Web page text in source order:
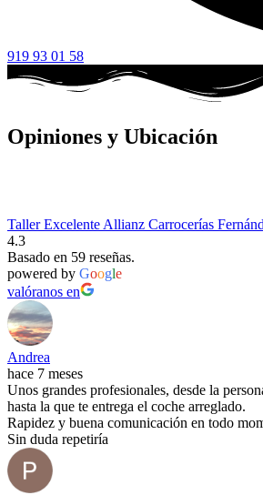
919 93 01 58
Opiniones y Ubicación
Taller Excelente Allianz Carrocerías
4.3
Basado en 59 reseñas.
powered by Google
valóranos en
Andrea
hace 7 meses
Unos grandes profesionales, desde la
hasta la que te entrega el coche arreglado.
Rapidez y buena comunicación en todo
Sin duda repetiría